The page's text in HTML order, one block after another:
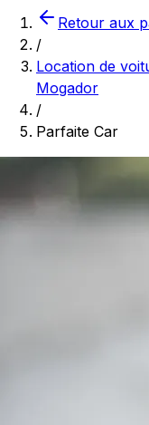
Retour aux
/
Location de
Mogador
/
Parfaite Car